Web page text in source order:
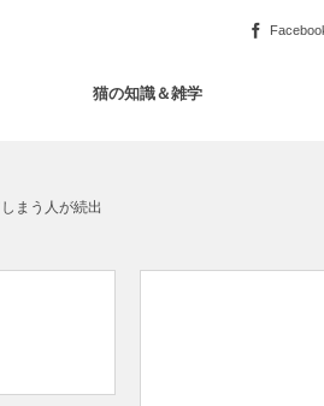
猫の知識＆雑学
まう人が続出